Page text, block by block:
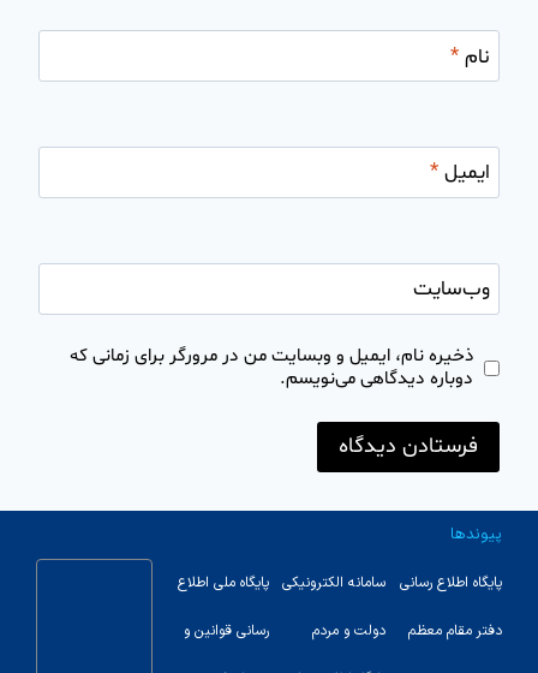
نام*
ایمیل*
وب‌سایت
ذخیره نام، ایمیل و وبسایت من در مرورگر برای زمانی که
دوباره دیدگاهی می‌نویسم.
پیوندها
پایگاه اطلاع رسانی
دفتر مقام معظم
سامانه الکترونیکی
دولت و مردم
پایگاه ملی اطلاع
رسانی قوانین و